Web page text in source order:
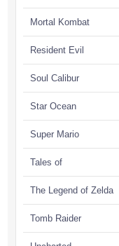
Mortal Kombat
Resident Evil
Soul Calibur
Star Ocean
Super Mario
Tales of
The Legend of Zelda
Tomb Raider